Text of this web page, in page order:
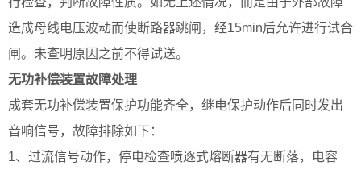
造成母线电压波动而使断路器跳闸，经15min后允许进行试合
闸。未查明原因之前不得试送。
无功补偿装置故障处理
成套无功补偿装置保护功能齐全，继电保护动作后同时发出
音响信号，故障排除如下：
1、过流信号动作，停电检查喷逐式熔断器有无断落，电容